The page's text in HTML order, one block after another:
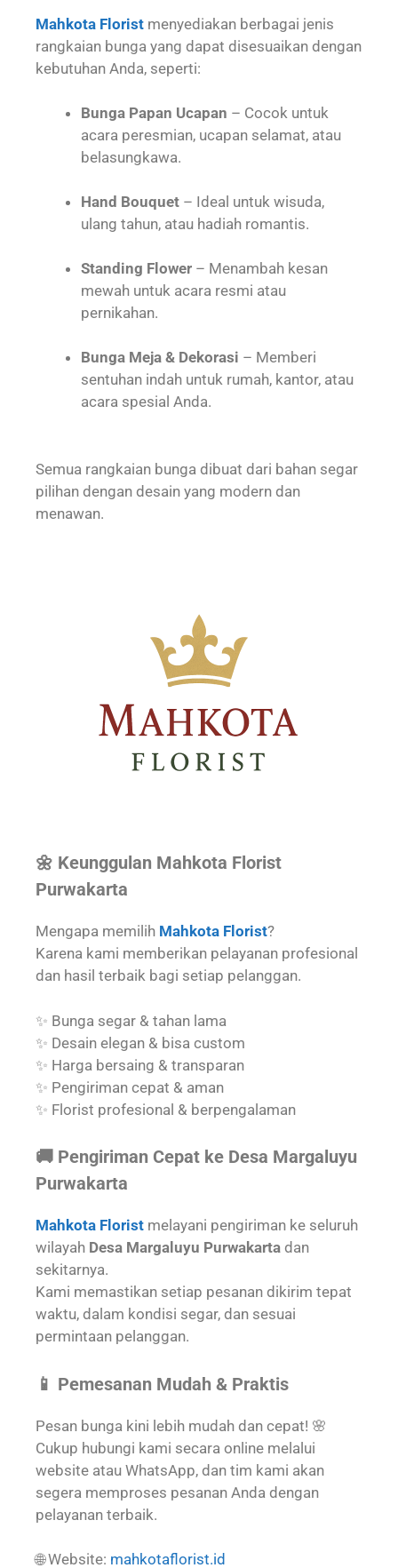
Mahkota Florist menyediakan berbagai jenis
rangkaian bunga yang dapat disesuaikan dengan
kebutuhan Anda, seperti:
Bunga Papan Ucapan – Cocok untuk
acara peresmian, ucapan selamat, atau
belasungkawa.
Hand Bouquet – Ideal untuk wisuda,
ulang tahun, atau hadiah romantis.
Standing Flower – Menambah kesan
mewah untuk acara resmi atau
pernikahan.
Bunga Meja & Dekorasi – Memberi
sentuhan indah untuk rumah, kantor, atau
acara spesial Anda.
Semua rangkaian bunga dibuat dari bahan segar
pilihan dengan desain yang modern dan
menawan.
🌼 Keunggulan Mahkota Florist
Purwakarta
Mengapa memilih Mahkota Florist?
Karena kami memberikan pelayanan profesional
dan hasil terbaik bagi setiap pelanggan.
✨ Bunga segar & tahan lama
✨ Desain elegan & bisa custom
✨ Harga bersaing & transparan
✨ Pengiriman cepat & aman
✨ Florist profesional & berpengalaman
🚚 Pengiriman Cepat ke Desa Margaluyu
Purwakarta
Mahkota Florist melayani pengiriman ke seluruh
wilayah Desa Margaluyu Purwakarta dan
sekitarnya.
Kami memastikan setiap pesanan dikirim tepat
waktu, dalam kondisi segar, dan sesuai
permintaan pelanggan.
📱 Pemesanan Mudah & Praktis
Pesan bunga kini lebih mudah dan cepat! 🌸
Cukup hubungi kami secara online melalui
website atau WhatsApp, dan tim kami akan
segera memproses pesanan Anda dengan
pelayanan terbaik.
🌐 Website: mahkotaflorist.id